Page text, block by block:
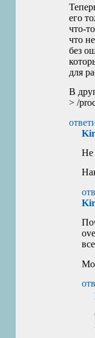
его
что-
что
без
для
В
> /
Не